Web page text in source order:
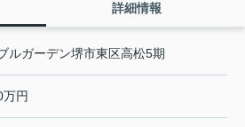
詳細情報
ルガーデン堺市東区高松5期
円